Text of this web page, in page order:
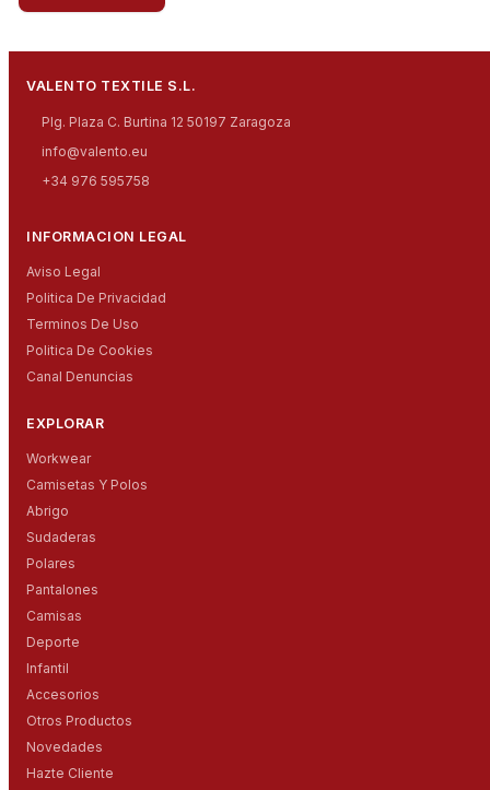
VALENTO TEXTILE S.L.
Plg. Plaza C. Burtina 12 50197 Zaragoza
info@valento.eu
+34 976 595758
INFORMACION LEGAL
Aviso Legal
Politica De Privacidad
Terminos De Uso
Politica De Cookies
Canal Denuncias
EXPLORAR
Workwear
Camisetas Y Polos
Abrigo
Sudaderas
Polares
Pantalones
Camisas
Deporte
Infantil
Accesorios
Otros Productos
Novedades
Hazte Cliente